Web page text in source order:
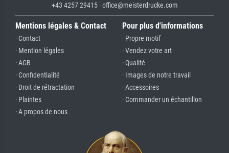
+43 4257 29415 · office@meisterdrucke.com
Mentions légales & Contact
· Contact
· Mention légales
· AGB
· Confidentialité
· Droit de rétractation
· Plaintes
· A propos de nous
Pour plus d'informations
· Propre motif
· Vendez votre art
· Qualité
· Images de notre travail
· Accessoires
· Commander un échantillon